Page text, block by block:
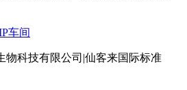
车间
物科技有限公司|仙客来国际标准